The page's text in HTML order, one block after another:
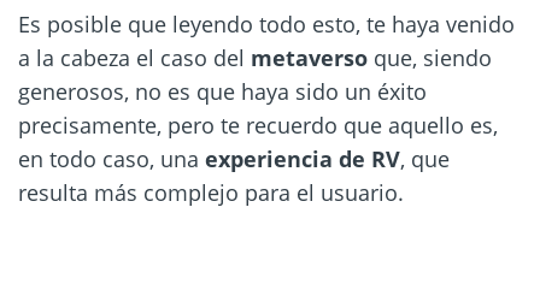
Es posible que leyendo todo esto, te haya venido
a la cabeza el caso del metaverso que, siendo
generosos, no es que haya sido un éxito
precisamente, pero te recuerdo que aquello es,
en todo caso, una experiencia de RV, que
resulta más complejo para el usuario.